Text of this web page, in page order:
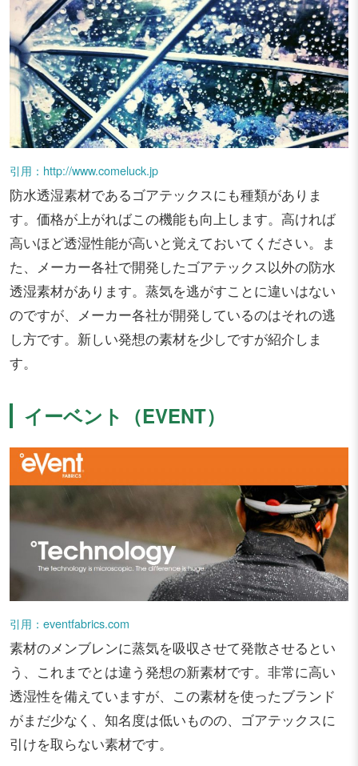
引用：http://www.comeluck.jp
防水透湿素材であるゴアテックスにも種類がありま
す。価格が上がればこの機能も向上します。高ければ
高いほど透湿性能が高いと覚えておいてください。ま
た、メーカー各社で開発したゴアテックス以外の防水
透湿素材があります。蒸気を逃がすことに違いはない
のですが、メーカー各社が開発しているのはそれの逃
し方です。新しい発想の素材を少しですが紹介しま
す。
イーベント（EVENT）
引用：eventfabrics.com
素材のメンブレンに蒸気を吸収させて発散させるとい
う、これまでとは違う発想の新素材です。非常に高い
透湿性を備えていますが、この素材を使ったブランド
がまだ少なく、知名度は低いものの、ゴアテックスに
引けを取らない素材です。